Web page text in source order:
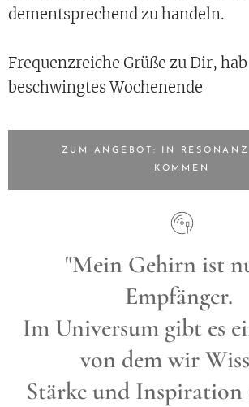
dementsprechend zu handeln.
Frequenzreiche Grüße zu Dir,
beschwingtes Wochenende
ZUM ANGEBOT: IN
KOMMEN
"Mein Gehirn ist
Empfänger.
Im Universum gibt es
von dem wir
Stärke und Inspiration